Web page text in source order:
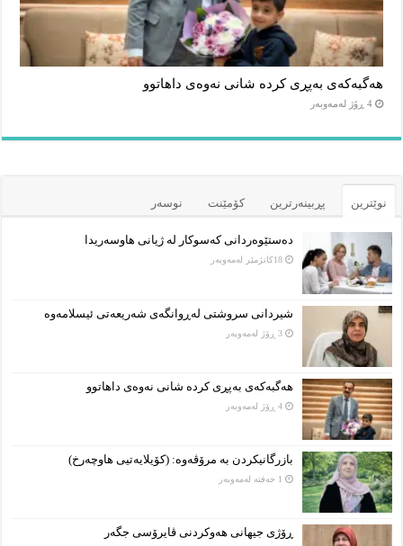
هەگبەکەی بەپڕی کردە شانی نەوەی داهاتوو
4 ڕۆژ لەمەوبەر
نوێترین پڕبینەرترین کۆمێنت نوسەر
دەستێوەردانی کەسوکار لە ژیانی هاوسەریدا
18كاتژمێر لەمەوبەر
شیردانی سروشتی لەڕوانگەی شەریعەتی ئیسلامەوە
3 ڕۆژ لەمەوبەر
هەگبەکەی بەپڕی کردە شانی نەوەی داهاتوو
4 ڕۆژ لەمەوبەر
بازرگانیکردن بە مرۆڤەوە: (کۆیلایەتیی هاوچەرخ)
1 حەفتە لەمەوبەر
ڕۆژی جیهانی هەوکردنی ڤایرۆسی جگەر